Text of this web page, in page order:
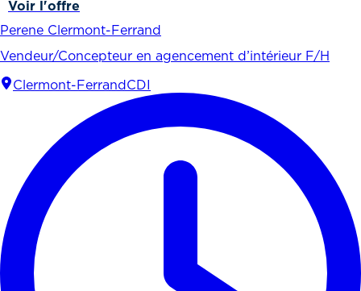
Voir l'offre
Perene Clermont-Ferrand
Vendeur/Concepteur en agencement d’intérieur F/H
Clermont-Ferrand CDI